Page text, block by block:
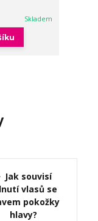
Skladem
Jak souvisí
vlasů se
pokožky
hlavy?